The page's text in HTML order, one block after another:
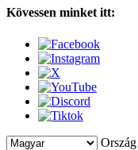
Kövessen minket itt: